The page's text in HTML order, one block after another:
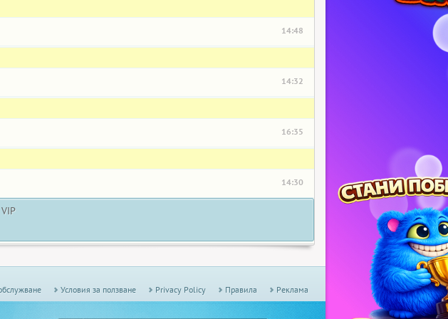
14:48
14:32
16:35
14:30
Условия за ползване Privacy Policy Правила Реклама